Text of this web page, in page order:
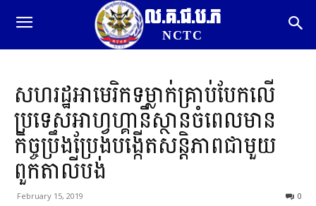
ល.គ.ជ.ប.ភ
NCTC
សហរដ្ឋអាមេរិកទម្លាក់គ្រាប់បែកលើ
ប្រទេសអាហ្វហ្គានីស្ថានចំពេលមាន
កិច្ចប្រឹងប្រែងបង្កើតសន្តិភាពជាមួយ
ពួកតាលីបង់
February 15, 2019 0